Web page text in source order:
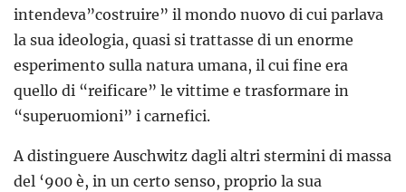
intendeva”costruire” il mondo nuovo di cui parlava
la sua ideologia, quasi si trattasse di un enorme
esperimento sulla natura umana, il cui fine era
quello di “reificare” le vittime e trasformare in
“superuomioni” i carnefici.
A distinguere Auschwitz dagli altri stermini di massa
del ‘900 è, in un certo senso, proprio la sua